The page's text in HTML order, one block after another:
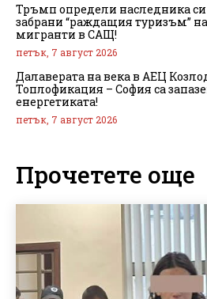
Тръмп определи наследника
забрани “раждащия туризъм”
мигранти в САЩ!
петък, 7 август 2026
Далаверата на века в АЕЦ
Топлофикация – София са
енергетиката!
петък, 7 август 2026
Прочетете още